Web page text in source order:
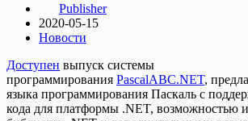
Publisher
2020-05-15
Новости
Доступен выпуск системы
программирования PascalABC.NET,
языка программирования Паскаль с
кода для платформы .NET, возможностью